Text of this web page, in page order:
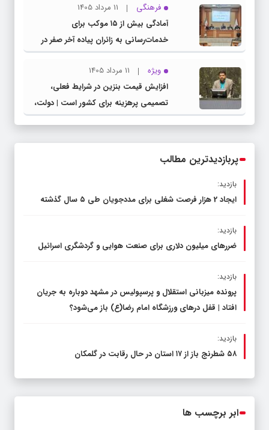
مدیرکل آموزش و پرورش خراسان رضوی
فرهنگی
11 مرداد 1405
آمادگی بیش از ۱۵ موکب برای
خدمات‌رسانی به زائران پیاده آخر صفر در
شهرستان چناران
ویژه
11 مرداد 1405
افزایش قیمت بنزین در شرایط فعلی،
تصمیمی پرهزینه برای کشور است | دولت،
قاچاق سوخت و عوامل اصلی ناترازی را
پربازدیدترین مطالب
بازدید:
ایجاد 2 هزار فرصت شغلی برای مددجویان طی ۵ سال گذشته
بازدید:
ضررهای میلیون دلاری برای صنعت هوایی و گردشگری اسرائیل
بازدید:
پرونده میزبانی استقلال و پرسپولیس در مشهد دوباره به جریان
افتاد | قفل در‌های ورزشگاه امام رضا(ع) باز می‌شود؟
بازدید:
۵۸ شطرنج‌ باز از ۱۷ استان در حال رقابت در گلمکان
ابر برچسب ها